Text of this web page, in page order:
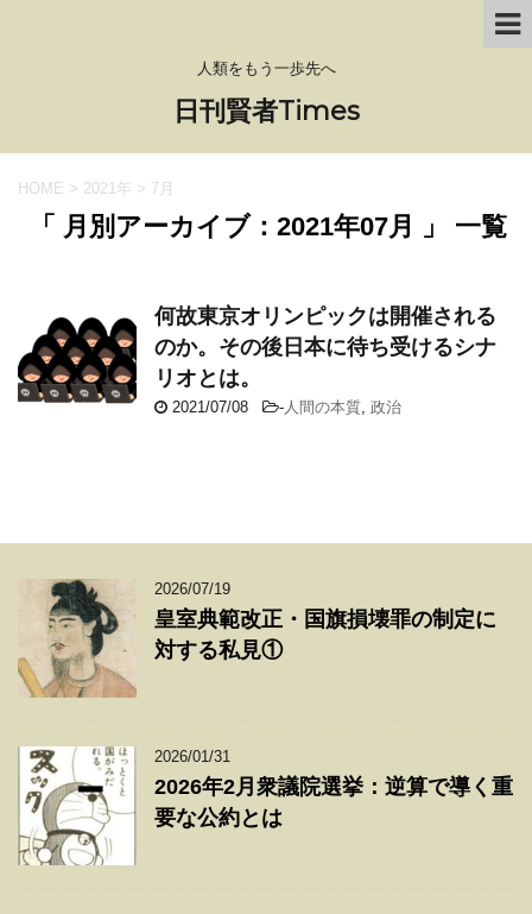
人類をもう一歩先へ
日刊賢者Times
HOME > 2021年 > 7月
「 月別アーカイブ：2021年07月 」 一覧
何故東京オリンピックは開催される
のか。その後日本に待ち受けるシナ
リオとは。
2021/07/08 -人間の本質, 政治
2026/07/19
皇室典範改正・国旗損壊罪の制定に
対する私見①
2026/01/31
2026年2月衆議院選挙：逆算で導く重
要な公約とは